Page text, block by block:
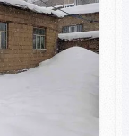
tıklayınız.